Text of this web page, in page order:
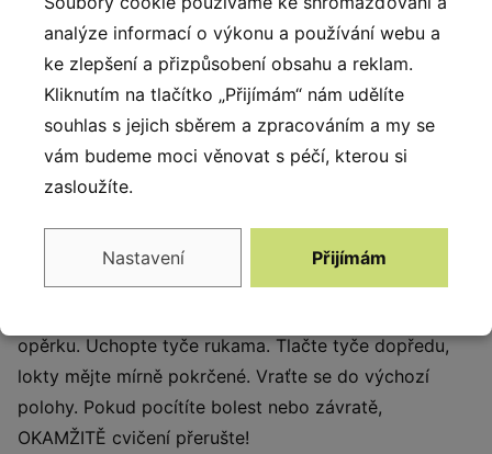
Prvek je vyroben z odolné oceli s antikorozní
ochranou a práškovým nástřikem, což zaručuje
dlouhou životnost. Pevné spojení zajišťují nerezové
šrouby a matice. Fitness stroje jsou navrženy pro
použití ve venkovních fitness zónách, parcích či
veřejných prostranstvích. Stroje jsou vyráběny z
odolných materiálů které zajišťují dlouhou životnost a
bezpečné cvičení venku podle platných standardů pro
outdoor fitness zařízení.
opěrku. Uchopte tyče rukama. Tlačte tyče dopředu,
lokty mějte mírně pokrčené. Vraťte se do výchozí
polohy. Pokud pocítíte bolest nebo závratě,
OKAMŽITĚ cvičení přerušte!
analýze informací o výkonu a používání webu a
ke zlepšení a přizpůsobení obsahu a reklam.
Kliknutím na tlačítko „Přijímám“ nám udělíte
souhlas s jejich sběrem a zpracováním a my se
vám budeme moci věnovat s péčí, kterou si
zasloužíte.
Nastavení Přijímám